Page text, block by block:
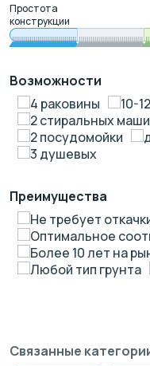
Простота
конструкции
Возможности
4 раковины
10-
2 стиральных
2 посудомойки
3 душевых
Преимущества
Не требует
Оптимальное
Более 10 лет на
Любой тип грунта
Связанные